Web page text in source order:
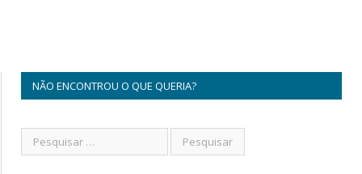
NÃO ENCONTROU O QUE QUERIA?